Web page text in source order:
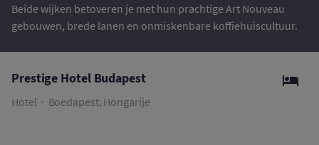
Beide wijken betoveren je met hun prachtige Art Nouveau
gebouwen, brede lanen en onmiskenbare koffiehuiscultuur.
Prestige Hotel Budapest
Hotel Boedapest, Hongarije